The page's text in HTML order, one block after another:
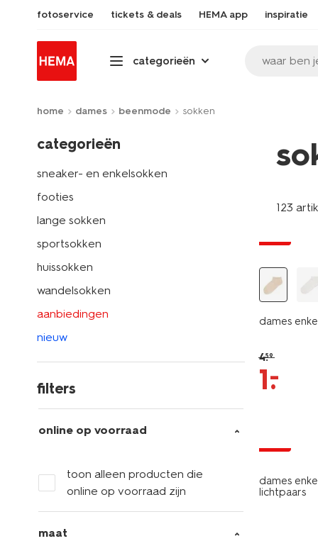
fotoservice tickets & deals HEMA app inspiratie
categorieën waar ben
home dames beenmode sokken
categorieën
sneaker- en enkelsokken
footies
lange sokken
sportsokken
huissokken
wandelsokken
aanbiedingen
nieuw
filters
online op voorraad
toon alleen producten die
online op voorraad zijn
maat
123
dames
4.59
1.
–
dames
lichtpaars